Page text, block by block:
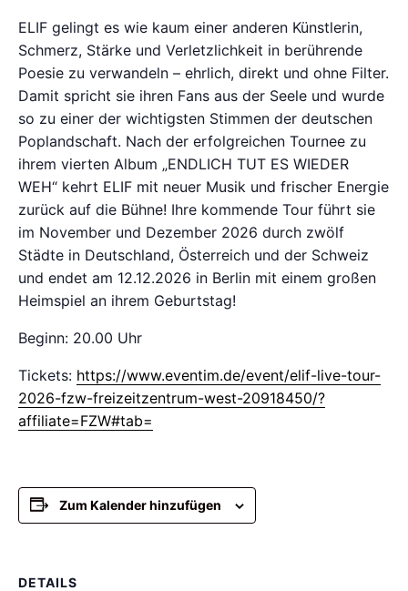
ELIF gelingt es wie kaum einer anderen Künstlerin,
Schmerz, Stärke und Verletzlichkeit in berührende
Poesie zu verwandeln – ehrlich, direkt und ohne Filter.
Damit spricht sie ihren Fans aus der Seele und wurde
so zu einer der wichtigsten Stimmen der deutschen
Poplandschaft. Nach der erfolgreichen Tournee zu
ihrem vierten Album „ENDLICH TUT ES WIEDER
WEH“ kehrt ELIF mit neuer Musik und frischer Energie
zurück auf die Bühne! Ihre kommende Tour führt sie
im November und Dezember 2026 durch zwölf
Städte in Deutschland, Österreich und der Schweiz
und endet am 12.12.2026 in Berlin mit einem großen
Heimspiel an ihrem Geburtstag!
Beginn: 20.00 Uhr
Tickets: https://www.eventim.de/event/elif-live-tour-
2026-fzw-freizeitzentrum-west-20918450/?
affiliate=FZW#tab=
Zum Kalender hinzufügen
DETAILS